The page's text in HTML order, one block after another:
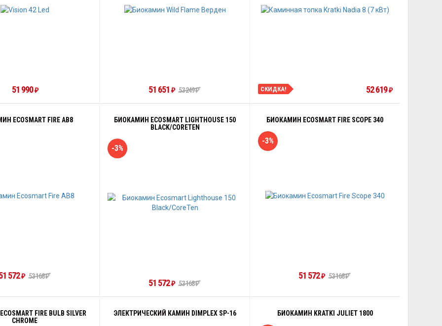
51 990 ₽ 51 651₽ 53 249₽ СКИДКА! 52 619₽
ECOSMART FIRE АB8
572₽ 53 168₽
БИОКАМИН ECOSMART LIGHTHOUSE 150
BLACK/CORETEN
-3%
51 572₽ 53 168₽
БИОКАМИН ECOSMART FIRE SCOPE 340
-3%
51 572₽ 53 168₽
FIRE BULB SILVER
CHROME
ЭЛЕКТРИЧЕСКИЙ КАМИН DIMPLEX SP-16 БИОКАМИН KRATKI JULIET 1800